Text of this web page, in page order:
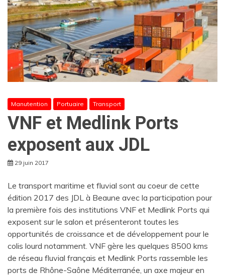
Manutention Portuaire Transport
VNF et Medlink Ports
exposent aux JDL
29 juin 2017
Le transport maritime et fluvial sont au coeur de cette
édition 2017 des JDL à Beaune avec la participation pour
la première fois des institutions VNF et Medlink Ports qui
exposent sur le salon et présenteront toutes les
opportunités de croissance et de développement pour le
colis lourd notamment. VNF gère les quelques 8500 kms
de réseau fluvial français et Medlink Ports rassemble les
ports de Rhône-Saône Méditerranée, un axe majeur en